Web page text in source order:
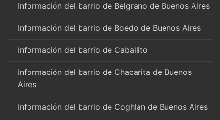
Información del barrio de Belgrano de Buenos Aires
Información del barrio de Boedo de Buenos Aires
Información del barrio de Caballito
Información del barrio de Chacarita de Buenos
Aires
Información del barrio de Coghlan de Buenos Aires